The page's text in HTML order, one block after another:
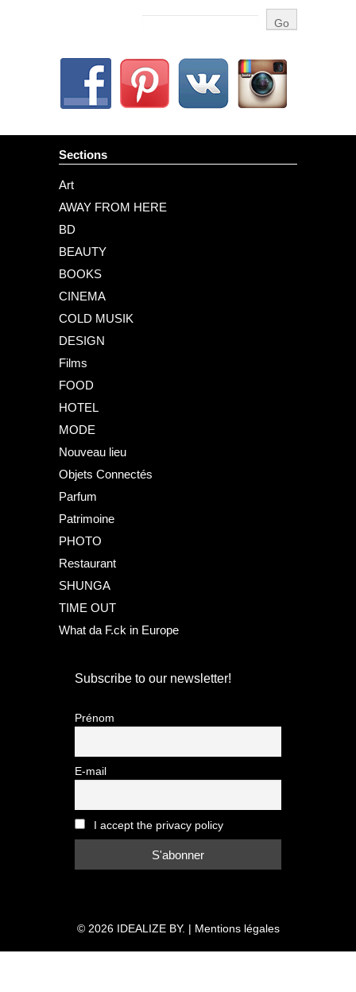
Sections
Art
AWAY FROM HERE
BD
BEAUTY
BOOKS
CINEMA
COLD MUSIK
DESIGN
Films
FOOD
HOTEL
MODE
Nouveau lieu
Objets Connectés
Parfum
Patrimoine
PHOTO
Restaurant
SHUNGA
TIME OUT
What da F.ck in Europe
Subscribe to our newsletter!
Prénom
E-mail
I accept the privacy policy
© 2026 IDEALIZE BY. | Mentions légales